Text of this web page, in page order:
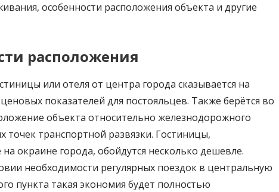
особенности расположения объекта и другие
расположения
или отеля от центра города сказывается на
показателей для постояльцев. Также берётся во
объекта относительно железнодорожного
точек транспортной развязки. Гостиницы,
окраине города, обойдутся несколько дешевле.
необходимости регулярных поездок в центральную
пункта такая экономия будет полностью